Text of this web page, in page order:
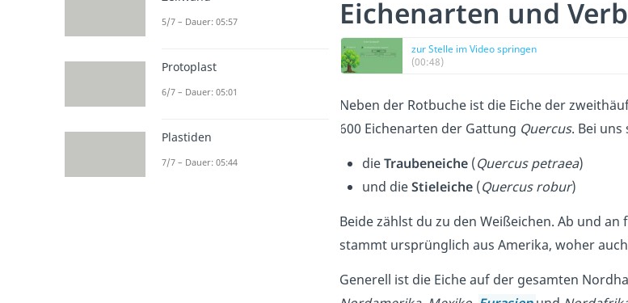
Eichenarten und
zur Stelle im Video springen
(00:48)
Neben der Rotbuche ist die Eiche der
600 Eichenarten der Gattung Quercus. Bei
dieTraubeneiche(Quercus petraea)
und dieStieleiche(Quercus robur)
Beide zählst du zu den Weißeichen. Ab und
stammt ursprünglich aus Amerika, woher
Generell ist die Eiche auf der gesamten
5/7 – Dauer: 05:57
Protoplast
6/7 – Dauer: 05:01
Plastiden
7/7 – Dauer: 05:44